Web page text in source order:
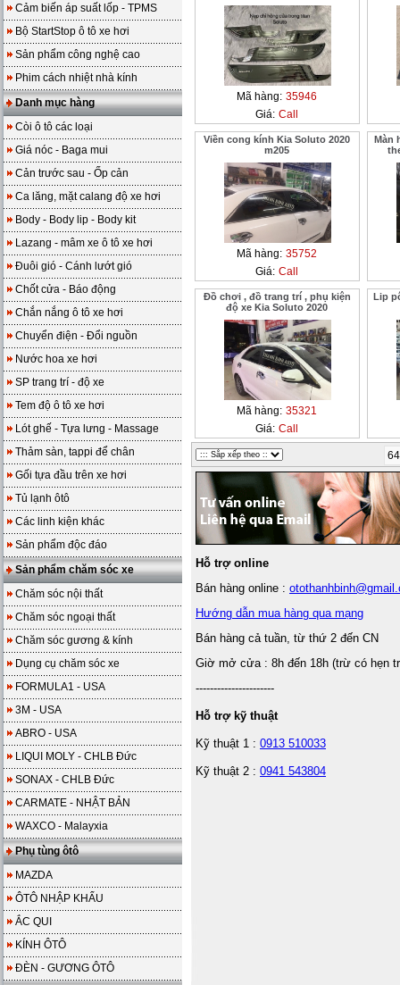
Cảm biến áp suất lốp - TPMS
Bộ StartStop ô tô xe hơi
Sản phẩm công nghệ cao
Phim cách nhiệt nhà kính
Danh mục hàng
Còi ô tô các loại
Giá nóc - Baga mui
Cản trước sau - Ốp cản
Ca lăng, mặt calang độ xe hơi
Body - Body lip - Body kit
Lazang - mâm xe ô tô xe hơi
Đuôi gió - Cánh lướt gió
Chốt cửa - Báo động
Chắn nắng ô tô xe hơi
Chuyển điện - Đổi nguồn
Nước hoa xe hơi
SP trang trí - độ xe
Tem độ ô tô xe hơi
Lót ghế - Tựa lưng - Massage
Thảm sàn, tappi để chân
Gối tựa đầu trên xe hơi
Tủ lạnh ôtô
Các linh kiện khác
Sản phẩm độc đáo
Sản phẩm chăm sóc xe
Chăm sóc nội thất
Chăm sóc ngoại thất
Chăm sóc gương & kính
Dụng cụ chăm sóc xe
FORMULA1 - USA
3M - USA
ABRO - USA
LIQUI MOLY - CHLB Đức
SONAX - CHLB Đức
CARMATE - NHẬT BẢN
WAXCO - Malayxia
Phụ tùng ôtô
MAZDA
ÔTÔ NHẬP KHẨU
ẮC QUI
KÍNH ÔTÔ
ĐÈN - GƯƠNG ÔTÔ
Mã hàng: 35946
Giá: Call
Viền cong kính Kia Soluto 2020
m205
Mã hàng: 35752
Giá: Call
Màn
Đồ chơi , đồ trang trí , phụ kiện
độ xe Kia Soluto 2020
Mã hàng: 35321
Giá: Call
Lip
Hỗ trợ online
Bán hàng online :
Hướng dẫn mua hàng qua mạng
Bán hàng cả tuần, từ thứ 2 đến CN
Giờ mở cửa : 8h đến 18h (trừ có hẹn
----------------------
Hỗ trợ kỹ thuật
Kỹ thuật 1 : 0913 510033
Kỹ thuật 2 : 0941 543804